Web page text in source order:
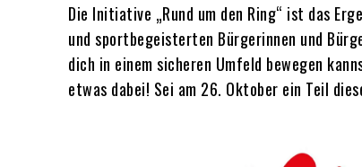
Die Initiative „Rund um den Ring“ ist das
und sportbegeisterten Bürgerinnen und
dich in einem sicheren Umfeld bewegen
etwas dabei! Sei am 26. Oktober ein Teil